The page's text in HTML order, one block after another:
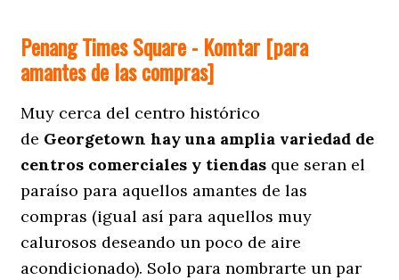
Penang Times Square - Komtar [para
amantes de las compras]
Muy cerca del centro histórico
de Georgetown hay una amplia variedad de
centros comerciales y tiendas que seran el
paraíso para aquellos amantes de las
compras (igual así para aquellos muy
calurosos deseando un poco de aire
acondicionado). Solo para nombrarte un par